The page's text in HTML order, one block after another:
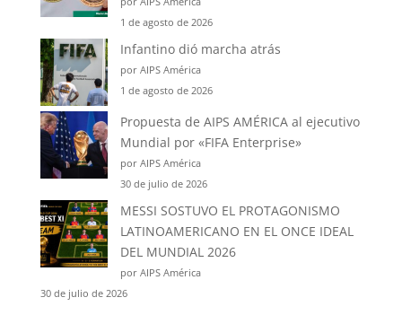
1 de agosto de 2026
Infantino dió marcha atrás
por AIPS América
1 de agosto de 2026
Propuesta de AIPS AMÉRICA al ejecutivo
Mundial por «FIFA Enterprise»
por AIPS América
30 de julio de 2026
MESSI SOSTUVO EL PROTAGONISMO
LATINOAMERICANO EN EL ONCE IDEAL
DEL MUNDIAL 2026
por AIPS América
30 de julio de 2026